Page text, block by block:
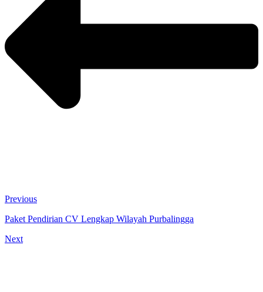
Previous
Paket Pendirian CV Lengkap Wilayah Purbalingga
Next